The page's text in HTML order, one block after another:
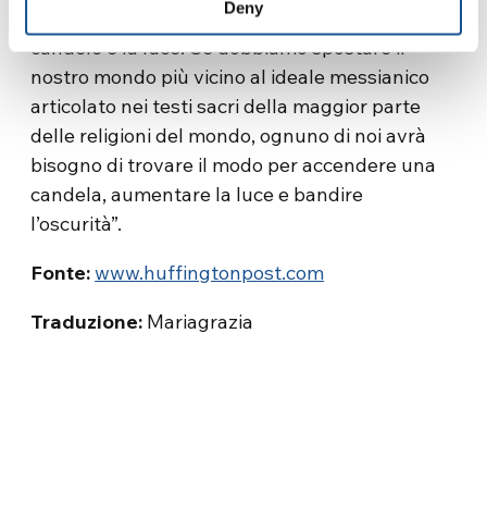
Deny
festività hanno come simbolo centrale le
candele e la luce. Se dobbiamo spostare il
nostro mondo più vicino al ideale messianico
articolato nei testi sacri della maggior parte
delle religioni del mondo, ognuno di noi avrà
bisogno di trovare il modo per accendere una
candela, aumentare la luce e bandire
l’oscurità”.
Fonte:www.huffingtonpost.com
Traduzione: Mariagrazia